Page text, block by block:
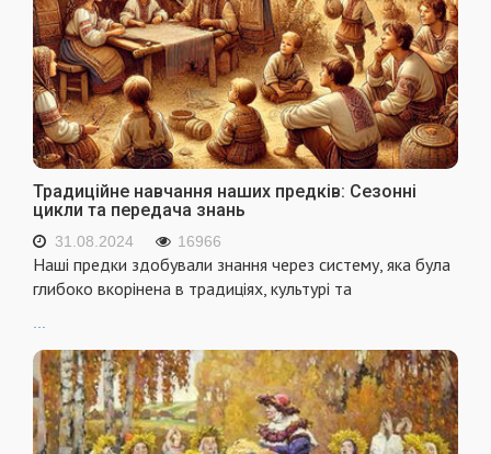
Традиційне навчання наших предків: Сезонні
цикли та передача знань
31.08.2024 16966
Наші предки здобували знання через систему, яка була
глибоко вкорінена в традиціях, культурі та
...